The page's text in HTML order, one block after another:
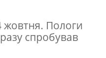
жовтня. Пологи
спробував